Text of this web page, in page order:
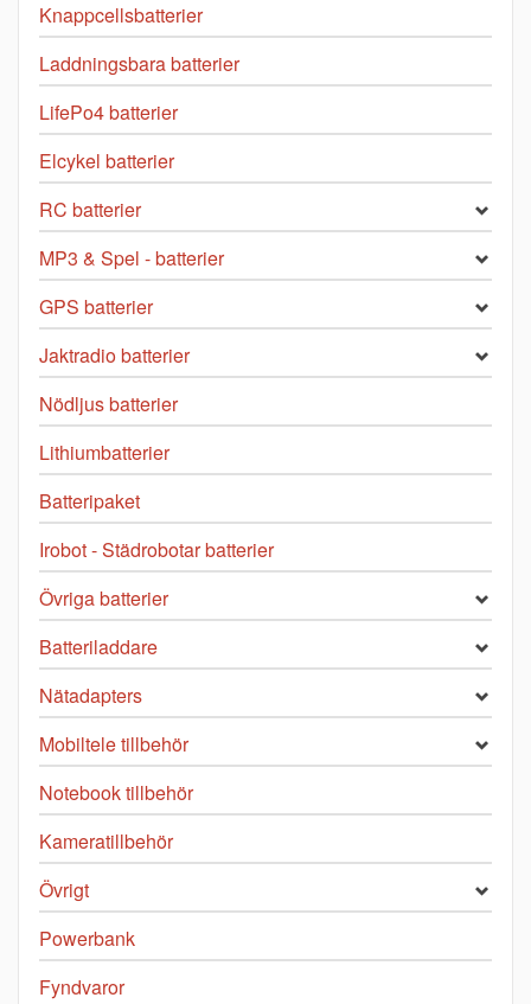
Knappcellsbatterier
Laddningsbara batterier
LifePo4 batterier
Elcykel batterier
RC batterier
MP3 & Spel - batterier
GPS batterier
Jaktradio batterier
Nödljus batterier
Lithiumbatterier
Batteripaket
Irobot - Städrobotar batterier
Övriga batterier
Batteriladdare
Nätadapters
Mobiltele tillbehör
Notebook tillbehör
Kameratillbehör
Övrigt
Powerbank
Fyndvaror